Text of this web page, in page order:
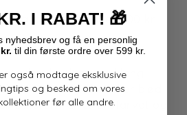
ved køb over 500 kr.
4,9 på Trustpilot
kvalitet med lang
Den tynde uld er blød
har et ensfarvet og
I RABAT! 🎁
nyhedsbrev og få en personlig
til din første ordre over 599 kr.
også modtage eksklusive
og besked om vores
før alle andre.